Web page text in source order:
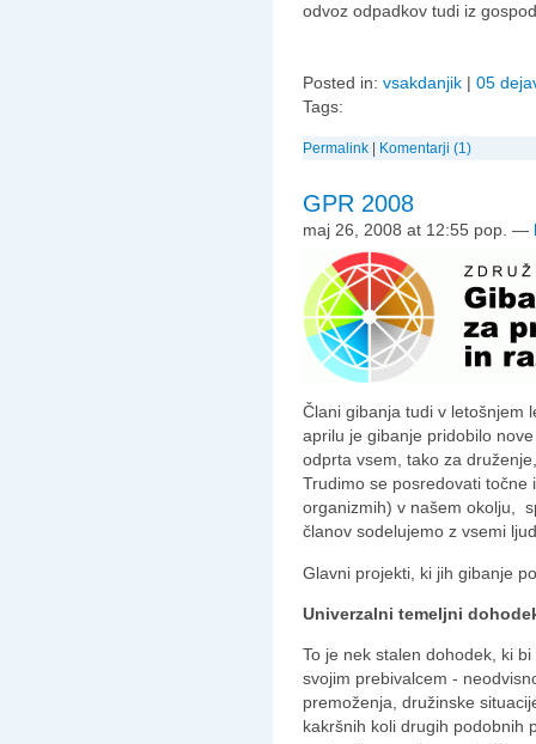
odvoz odpadkov tudi iz
Posted in: vsakdanjik | 05
Tags:
Permalink | Komentarji (1)
GPR 2008
maj 26, 2008 at 12:55 pop. —
Člani gibanja tudi v letošnjem
aprilu je gibanje pridobilo
odprta vsem, tako za
Trudimo se posredovati točne
organizmih) v našem okolju,
članov sodelujemo z vsemi
Glavni projekti, ki jih gibanje
Univerzalni temeljni
To je nek stalen dohodek, ki
svojim prebivalcem -
premoženja, družinske
kakršnih koli drugih podobnih